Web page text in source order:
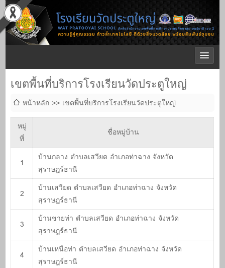
เขตพื้นที่บริการโรงเรียนวัดประตูใหญ่
หน้าหลัก เขตพื้นที่บริการโรงเรียนวัดประตูใหญ่
หมู่
ที่
ชื่อหมู่บ้าน
1
บ้านกลาง ตำบลเสวียด อำเภอท่าฉาง จังหวัด
สุราษฎร์ธานี
2
บ้านเสวียด ตำบลเสวียด อำเภอท่าฉาง จังหวัด
สุราษฎร์ธานี
3
บ้านชายท่า ตำบลเสวียด อำเภอท่าฉาง จังหวัด
สุราษฎร์ธานี
4
บ้านเหนือท่า ตำบลเสวียด อำเภอท่าฉาง จังหวัด
สุราษฎร์ธานี